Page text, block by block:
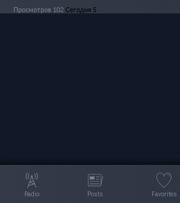
Просмотров 102 Сегодня 5
Radio Posts Favorites